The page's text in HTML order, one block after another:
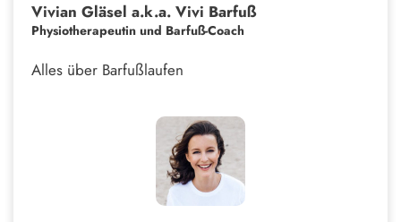
Vivian Gläsel a.k.a. Vivi Barfuß
Physiotherapeutin und Barfuß-Coach
Alles über Barfußlaufen